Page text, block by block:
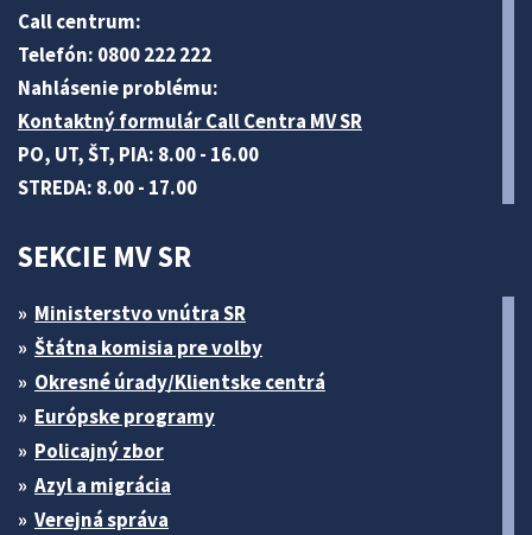
Call centrum:
Telefón: 0800 222 222
Nahlásenie problému:
Kontaktný formulár Call Centra MV SR
PO, UT, ŠT, PIA: 8.00 - 16.00
STREDA: 8.00 - 17.00
SEKCIE MV SR
Ministerstvo vnútra SR
Štátna komisia pre volby
Okresné úrady/Klientske centrá
Európske programy
Policajný zbor
Azyl a migrácia
Verejná správa